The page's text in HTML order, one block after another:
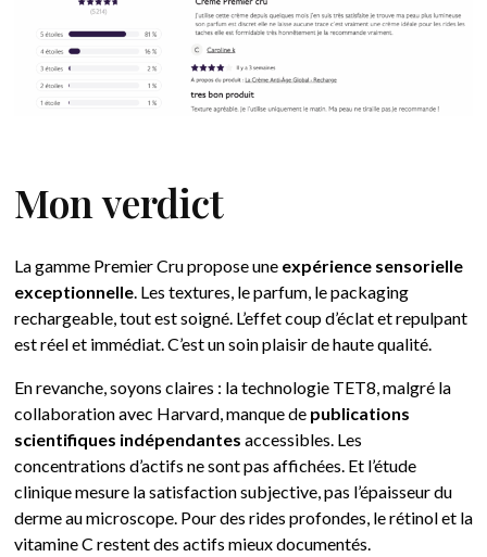
Mon verdict
La gamme Premier Cru propose une expérience sensorielle
exceptionnelle . Les textures, le parfum, le packaging
rechargeable, tout est soigné. L’effet coup d’éclat et repulpant
est réel et immédiat. C’est un soin plaisir de haute qualité.
En revanche, soyons claires : la technologie TET8, malgré la
collaboration avec Harvard, manque de publications
scientifiques indépendantes accessibles. Les
concentrations d’actifs ne sont pas affichées. Et l’étude
clinique mesure la satisfaction subjective, pas l’épaisseur du
derme au microscope. Pour des rides profondes, le rétinol et la
vitamine C restent des actifs mieux documentés.